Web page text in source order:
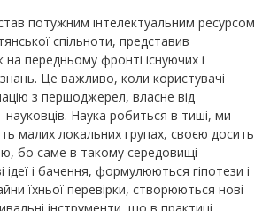
потужним інтелектуальним ресурсом
спільноти, представив
на передньому фронті існуючих і
Це важливо, коли користувачі
з першоджерел, власне від
науковців. Наука робиться в тиші, ми
малих локальних групах, своєю досить
бо саме в такому середовищі
і бачення, формулюються гіпотези і
їхньої перевірки, створюються нові